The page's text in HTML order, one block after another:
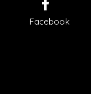
Facebook